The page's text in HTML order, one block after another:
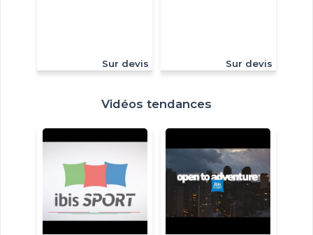
Sur devis Sur devis
Vidéos tendances